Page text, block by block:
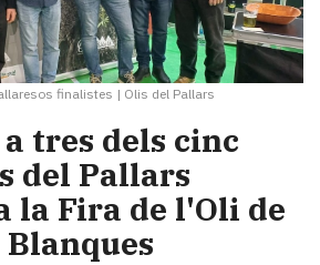
finalistes | Olis del Pallars
tres dels cinc
del Pallars
la Fira de l'Oli de
Blanques